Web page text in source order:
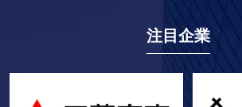
注目企業